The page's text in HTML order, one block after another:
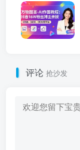
评论 抢沙发